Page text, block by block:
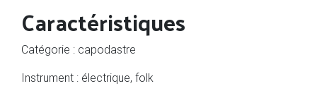
Caractéristiques
Catégorie : capodastre
Instrument : électrique, folk